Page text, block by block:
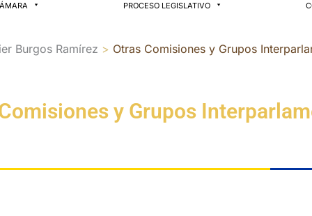
PROCESO LEGISLATIVO
Burgos Ramírez Otras Comisiones y Grupos
y Grupos